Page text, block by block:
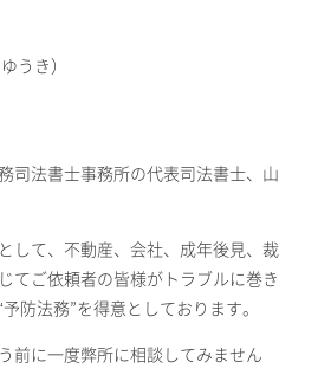
うき）
司法書士事務所の代表司法書士、山
して、不動産、会社、成年後見、裁
てご依頼者の皆様がトラブルに巻き
防法務”を得意としております。
前に一度弊所に相談してみません